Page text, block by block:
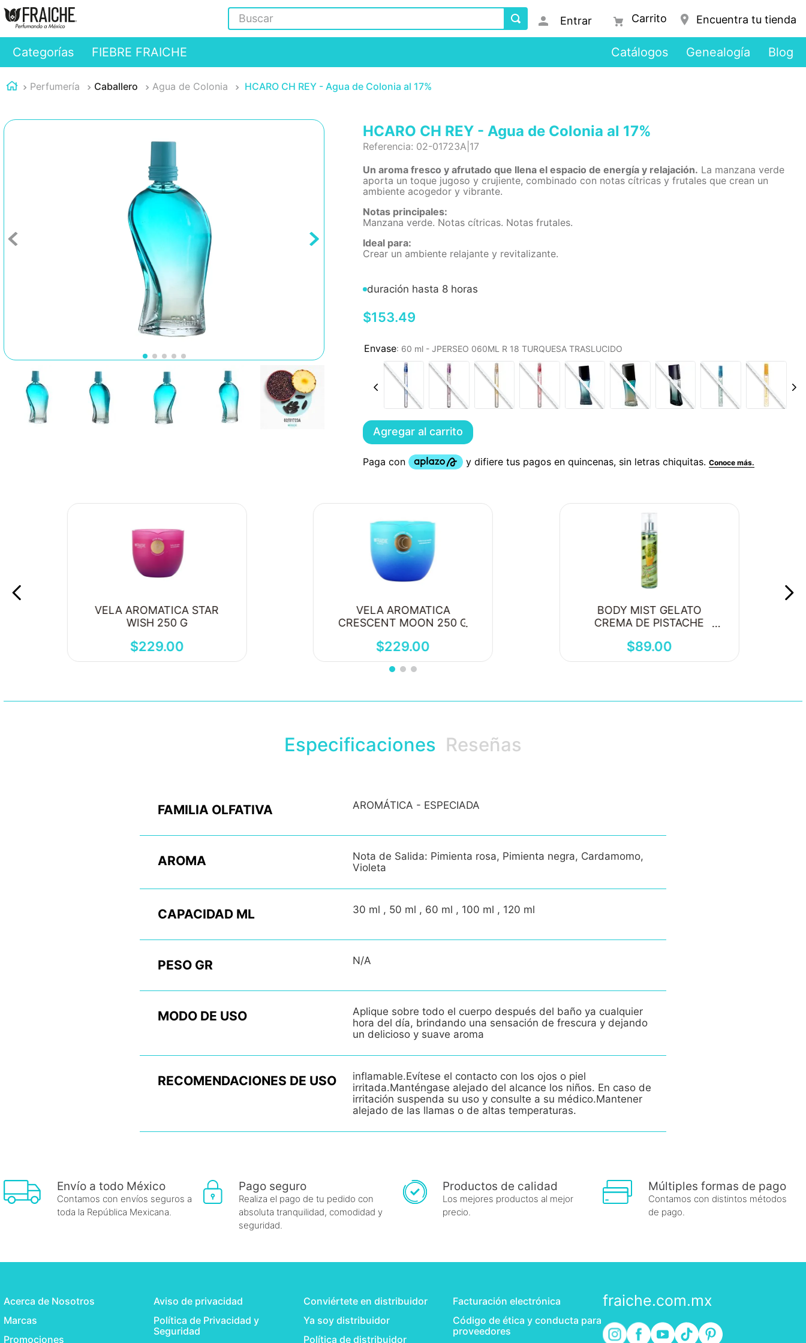
Buscar
Entrar Encuentra tu tienda
Categorías FIEBRE FRAICHE Catálogos Genealogía Blog
Perfumería Caballero Agua de Colonia HCARO CH REY - Agua de Colonia al 17%
HCARO CH REY - Agua de Colonia al 17%
Referencia: 02-01723A|17
Un aroma fresco y afrutado que llena el espacio de energía y relajación. La manzana verde
aporta un toque jugoso y crujiente, combinado con notas cítricas y frutales que crean un
ambiente acogedor y vibrante.
Notas principales:
Manzana verde. Notas cítricas. Notas frutales.
Ideal para:
Crear un ambiente relajante y revitalizante.
duración hasta 8 horas
$153.49
: 60 ml - JPERSEO 060ML R 18 TURQUESA TRASLUCIDO
Agregar al carrito
VELA AROMATICA STAR
WISH 250 G
$229.00
VELA AROMATICA
CRESCENT MOON 250 G
$229.00
BODY MIST GELATO
CREMA DE PISTACHE
$89.00
Especificaciones Reseñas
FAMILIA OLFATIVA AROMÁTICA - ESPECIADA
AROMA
Nota de Salida: Pimienta rosa, Pimienta negra, Cardamomo,
Violeta
CAPACIDAD ML 30 ml , 50 ml , 60 ml , 100 ml , 120 ml
PESO GR N/A
MODO DE USO
Aplique sobre todo el cuerpo después del baño ya cualquier
hora del día, brindando una sensación de frescura y dejando
un delicioso y suave aroma
RECOMENDACIONES DE USO
inflamable.Evítese el contacto con los ojos o piel
irritada.Manténgase alejado del alcance los niños. En caso de
irritación suspenda su uso y consulte a su médico.Mantener
alejado de las llamas o de altas temperaturas.
Envío a todo México
Contamos con envíos seguros a
toda la República Mexicana.
Pago seguro
Realiza el pago de tu pedido con
absoluta tranquilidad, comodidad y
seguridad.
Productos de calidad
Los mejores productos al mejor
precio.
Múltiples formas de pago
Contamos con distintos métodos
de pago.
Acerca de Nosotros
Marcas
Promociones
Aviso de privacidad
Política de Privacidad y
Seguridad
Conviértete en distribuidor
Ya soy distribuidor
Política de distribuidor
Facturación electrónica
Código de ética y conducta para
proveedores
fraiche.com.mx